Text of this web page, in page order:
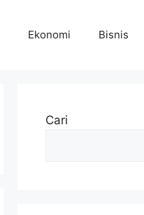
Ekonomi Bisnis
Cari